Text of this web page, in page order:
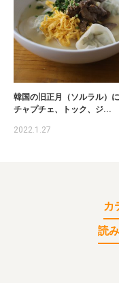
韓国の旧正月（ソルラル）
チャプチェ、トック、ジ...
2022.1.27
カ
読